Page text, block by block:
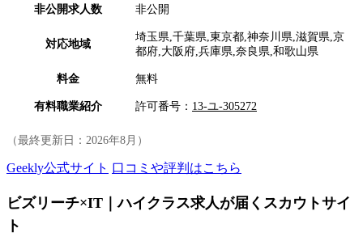
非公開求人数 非公開
対応地域
埼玉県,千葉県,東京都,神奈川県,滋賀県,京
都府,大阪府,兵庫県,奈良県,和歌山県
料金 無料
有料職業紹介 許可番号： 13-ユ-305272
（最終更新日： 2026年8月 ）
Geekly公式サイト 口コミや評判はこちら
ビズリーチ×IT｜ハイクラス求人が届くスカウトサイ
ト